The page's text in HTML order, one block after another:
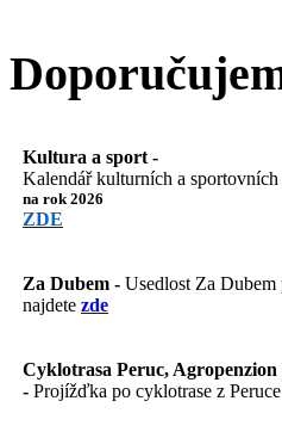
Kultura a sport -
Kalendář kulturních a sportovních
na rok 2026
ZDE
Za Dubem - Usedlost Za
najdete zde
Cyklotrasa Peruc,
- Projížďka po cyklotrase z